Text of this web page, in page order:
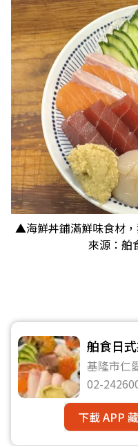
▲海鮮丼鋪滿鮮味食材，
來源：舶
舶食日
基隆市仁
02-
下載 APP